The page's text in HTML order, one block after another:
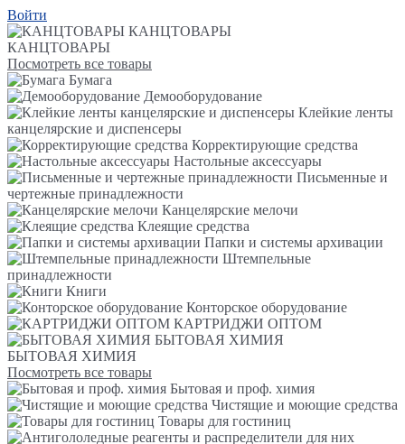
Войти
КАНЦТОВАРЫ
КАНЦТОВАРЫ
Посмотреть все товары
Бумага
Демооборудование
Клейкие ленты
канцелярские и диспенсеры
Корректирующие средства
Настольные аксессуары
Письменные и
чертежные принадлежности
Канцелярские мелочи
Клеящие средства
Папки и системы архивации
Штемпельные
принадлежности
Книги
Конторское оборудование
КАРТРИДЖИ ОПТОМ
БЫТОВАЯ ХИМИЯ
БЫТОВАЯ ХИМИЯ
Посмотреть все товары
Бытовая и проф. химия
Чистящие и моющие средства
Товары для гостиниц